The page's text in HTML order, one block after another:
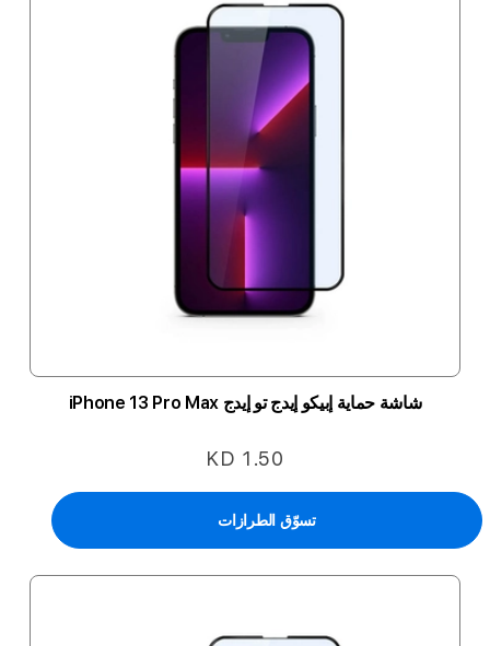
شاشة حماية إبيكو إيدج تو إيدج iPhone 13 Pro Max
KD 1.50
تسوّق الطرازات